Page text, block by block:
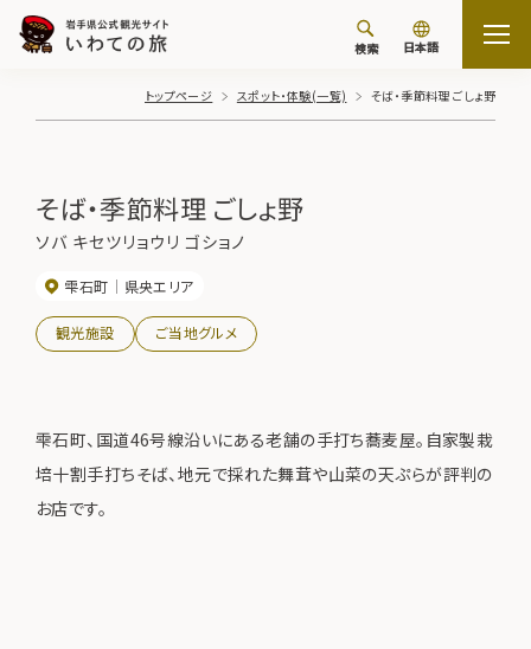
検索 日本語
トップページ スポット・体験(一覧) そば・季節料理 ごしょ野
そば・季節料理 ごしょ野
ソバ キセツリョウリ ゴショノ
雫石町 県央エリア
観光施設 ご当地グルメ
雫石町、国道46号線沿いにある老舗の手打ち蕎麦屋。自家製栽
培十割手打ちそば、地元で採れた舞茸や山菜の天ぷらが評判の
お店です。